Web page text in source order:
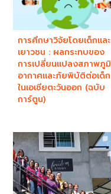
การศึกษาวิจัยโดยเด็กและ
เยาวชน : ผลกระทบของ
การเปลี่ยนแปลงสภาพภูมิ
อากาศและภัยพิบัติต่อเด็ก
ในเอเชียตะวันออก (ฉบับ
การ์ตูน)